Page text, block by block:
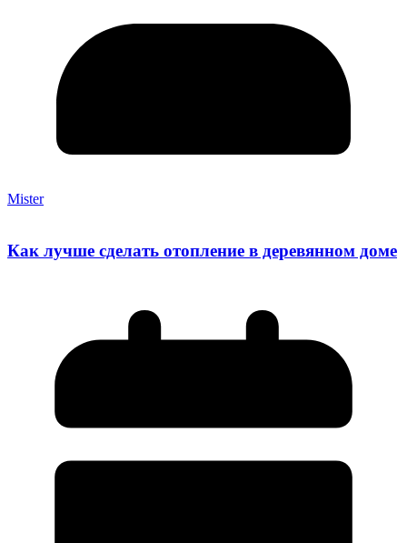
Mister
Как лучше сделать отопление в деревянном доме